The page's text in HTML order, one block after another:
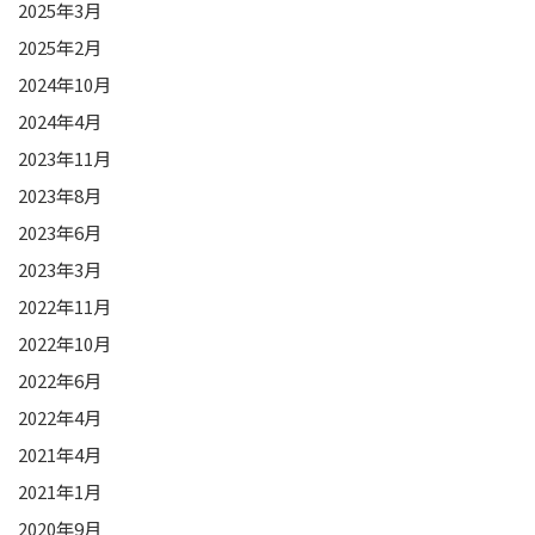
2025年3月
2025年2月
2024年10月
2024年4月
2023年11月
2023年8月
2023年6月
2023年3月
2022年11月
2022年10月
2022年6月
2022年4月
2021年4月
2021年1月
2020年9月